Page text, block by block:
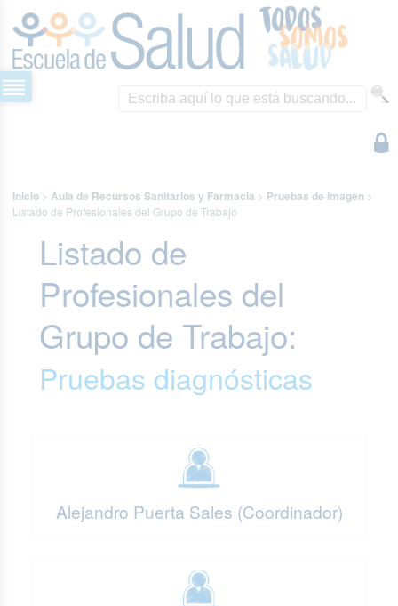
Inicio > Aula de Recursos Sanitarios y Farmacia > Pruebas de imagen >
Listado de Profesionales del Grupo de Trabajo
Listado de
Profesionales del
Grupo de Trabajo:
Pruebas diagnósticas
Alejandro Puerta Sales (Coordinador)